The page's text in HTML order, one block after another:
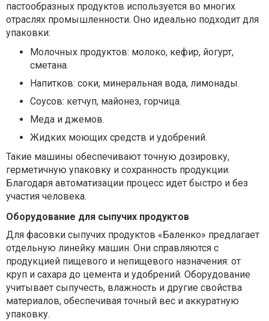
пастообразных продуктов используется во многих
отраслях промышленности. Оно идеально подходит для
упаковки:
Молочных продуктов: молоко, кефир, йогурт,
сметана.
Напитков: соки, минеральная вода, лимонады.
Соусов: кетчуп, майонез, горчица.
Меда и джемов.
Жидких моющих средств и удобрений.
Такие машины обеспечивают точную дозировку,
герметичную упаковку и сохранность продукции.
Благодаря автоматизации процесс идет быстро и без
участия человека.
Оборудование для сыпучих продуктов
Для фасовки сыпучих продуктов «Баленко» предлагает
отдельную линейку машин. Они справляются с
продукцией пищевого и непищевого назначения: от
круп и сахара до цемента и удобрений. Оборудование
учитывает сыпучесть, влажность и другие свойства
материалов, обеспечивая точный вес и аккуратную
упаковку.